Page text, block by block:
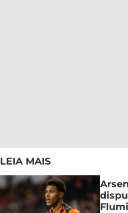
LEIA MAIS